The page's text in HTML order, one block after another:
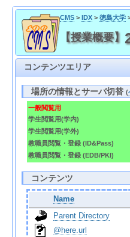
CMS> IDX> 徳島大学
【授業概要】
コンテンツエリア
場所の情報とサーバ切替(
一般閲覧用
学生閲覧用(学内)
学生閲覧用(学外)
教職員閲覧・登録 (ID&Pass)
教職員閲覧・登録 (EDB/PKI)
コンテンツ
Name
Parent Directory
@here.url